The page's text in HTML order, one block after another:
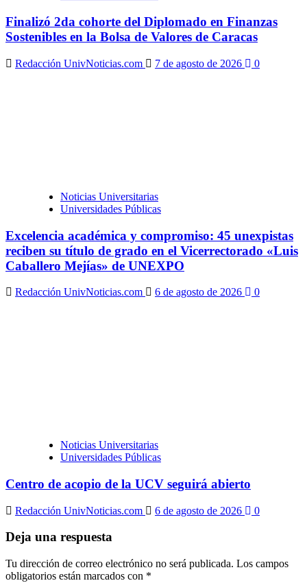
Finalizó 2da cohorte del Diplomado en Finanzas
Sostenibles en la Bolsa de Valores de Caracas
Redacción UnivNoticias.com 7 de agosto de 2026 0
Noticias Universitarias
Universidades Públicas
Excelencia académica y compromiso: 45 unexpistas
reciben su título de grado en el Vicerrectorado «Luis
Caballero Mejías» de UNEXPO
Redacción UnivNoticias.com 6 de agosto de 2026 0
Noticias Universitarias
Universidades Públicas
Centro de acopio de la UCV seguirá abierto
Redacción UnivNoticias.com 6 de agosto de 2026 0
Deja una respuesta
Tu dirección de correo electrónico no será publicada. Los campos
obligatorios están marcados con *